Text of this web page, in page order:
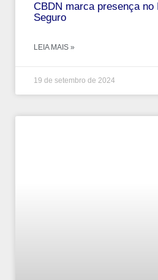
CBDN marca presença no
Seguro
LEIA MAIS »
19 de setembro de 2024